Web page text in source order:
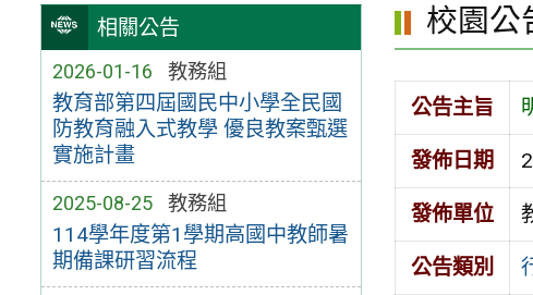
相關公告
2026-01-16 教務組
教育部第四屆國民中小學全民國
防教育融入式教學 優良教案甄選
實施計畫
2025-08-25 教務組
114學年度第1學期高國中教師暑
期備課研習流程
校園公
公告主旨
發佈日期
發佈單位
公告類別